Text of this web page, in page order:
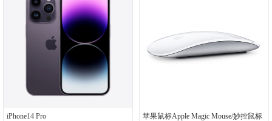
iPhone14 Pro
苹果鼠标Apple Magic Mouse/妙控鼠标